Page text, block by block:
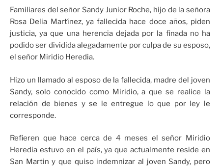
Familiares del señor Sandy Junior Roche, hijo de la señora
Rosa Delia Martínez, ya fallecida hace doce años, piden
justicia, ya que una herencia dejada por la finada no ha
podido ser dividida alegadamente por culpa de su esposo,
el señor Miridio Heredia.
Hizo un llamado al esposo de la fallecida, madre del joven
Sandy, solo conocido como Miridio, a que se realice la
relación de bienes y se le entregue lo que por ley le
corresponde.
Refieren que hace cerca de 4 meses el señor Miridio
Heredia estuvo en el país, ya que actualmente reside en
San Martin y que quiso indemnizar al joven Sandy, pero